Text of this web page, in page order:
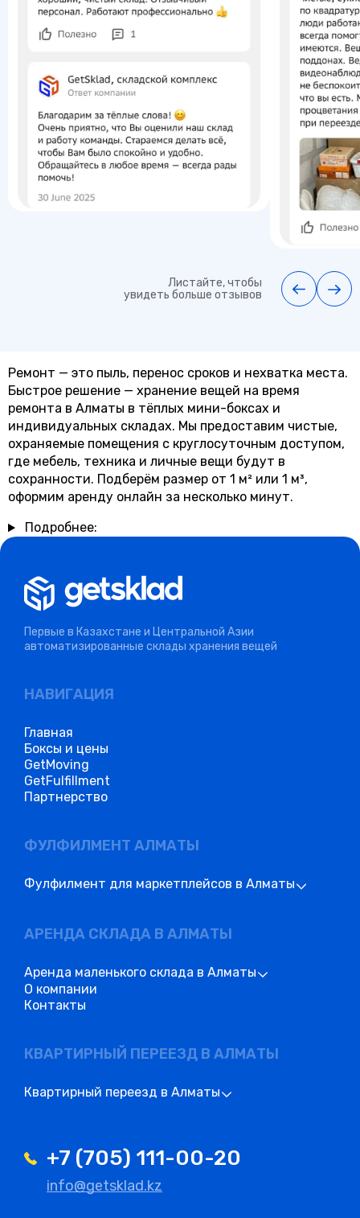
Листайте, чтобы
увидеть больше отзывов
Ремонт — это пыль, перенос сроков и нехватка места.
Быстрое решение — хранение вещей на время
ремонта в Алматы в тёплых мини-боксах и
индивидуальных складах. Мы предоставим чистые,
охраняемые помещения с круглосуточным доступом,
где мебель, техника и личные вещи будут в
сохранности. Подберём размер от 1 м² или 1 м³,
оформим аренду онлайн за несколько минут.
Подробнее:
Первые в Казахстане и Центральной Азии
автоматизированные склады хранения вещей
НАВИГАЦИЯ
Главная
Боксы и цены
GetMoving
GetFulfillment
Партнерство
ФУЛФИЛМЕНТ АЛМАТЫ
Фулфилмент для маркетплейсов в Алматы
АРЕНДА СКЛАДА В АЛМАТЫ
Аренда маленького склада в Алматы
О компании
Контакты
КВАРТИРНЫЙ ПЕРЕЕЗД В АЛМАТЫ
Квартирный переезд в Алматы
+7 (705) 111-00-20
info@getsklad.kz